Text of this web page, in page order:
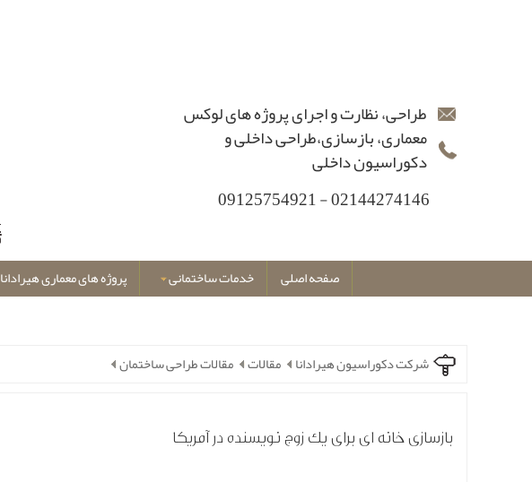
طراحی، نظارت و اجرای پروژه های لوکس
معماری، بازسازی،طراحی داخلی و
دکوراسیون داخلی
02144274146 - 09125754921
صفحه اصلی خدمات ساختمانی پروژه های معماری هیرادانا
شرکت دکوراسیون هیرادانا مقالات مقالات طراحی ساختمان
بازسازی خانه ای برای یک زوج نویسنده در آمریکا